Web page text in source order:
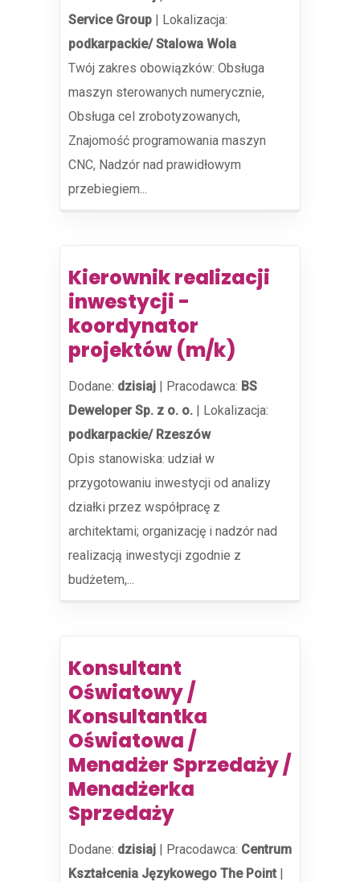
Service Group | Lokalizacja:
podkarpackie/ Stalowa Wola
Twój zakres obowiązków: Obsługa
maszyn sterowanych numerycznie,
Obsługa cel zrobotyzowanych,
Znajomość programowania maszyn
CNC, Nadzór nad prawidłowym
przebiegiem...
Kierownik realizacji
inwestycji -
koordynator
projektów (m/k)
Dodane: dzisiaj | Pracodawca: BS
Deweloper Sp. z o. o. | Lokalizacja:
podkarpackie/ Rzeszów
Opis stanowiska: udział w
przygotowaniu inwestycji od analizy
działki przez współpracę z
architektami; organizację i nadzór nad
realizacją inwestycji zgodnie z
budżetem,...
Konsultant
Oświatowy /
Konsultantka
Oświatowa /
Menadżer Sprzedaży /
Menadżerka
Sprzedaży
Dodane: dzisiaj | Pracodawca: Centrum
Kształcenia Językowego The Point |